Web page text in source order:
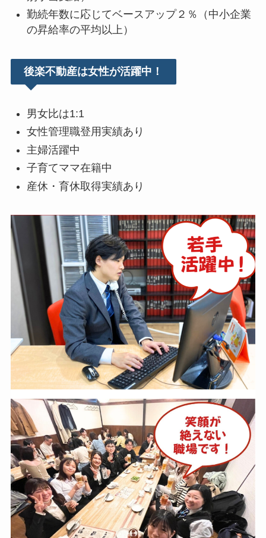
勤続年数に応じてベースアップ２％（中小企業
の昇給率の平均以上）
後楽不動産は女性が活躍中！
男女比は1:1
女性管理職登用実績あり
主婦活躍中
子育てママ在籍中
産休・育休取得実績あり